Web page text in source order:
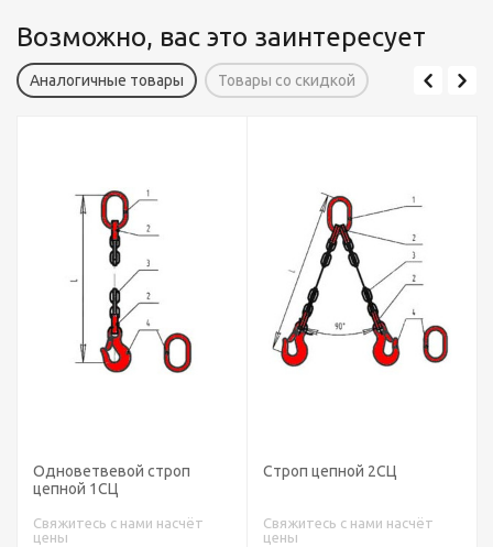
Возможно, вас это заинтересует
Аналогичные товары Товары со скидкой
Одноветвевой строп
цепной 1СЦ
Свяжитесь с нами насчёт
цены
Строп цепной 2СЦ
Свяжитесь с нами насчёт
цены